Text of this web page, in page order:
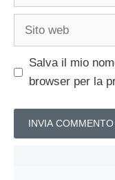
Sito
Salva il mio
browser per la